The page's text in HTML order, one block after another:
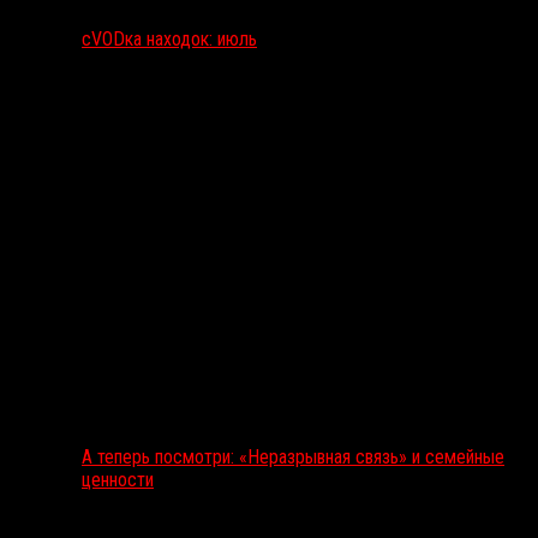
сVODка находок: июль
А теперь посмотри: «Неразрывная связь» и семейные
ценности